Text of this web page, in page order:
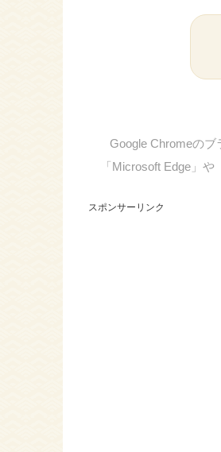
Google Chromeの
「Microsoft Edge」
スポンサーリンク